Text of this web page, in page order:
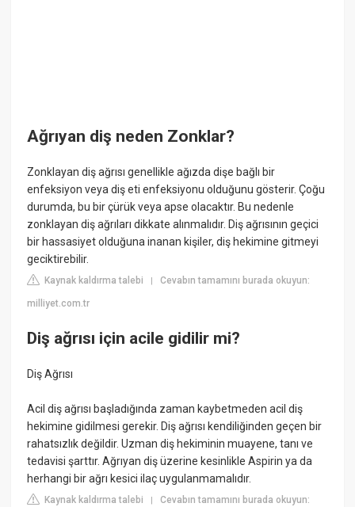
Ağrıyan diş neden Zonklar?
Zonklayan diş ağrısı genellikle ağızda dişe bağlı bir
enfeksiyon veya diş eti enfeksiyonu olduğunu gösterir. Çoğu
durumda, bu bir çürük veya apse olacaktır. Bu nedenle
zonklayan diş ağrıları dikkate alınmalıdır. Diş ağrısının geçici
bir hassasiyet olduğuna inanan kişiler, diş hekimine gitmeyi
geciktirebilir.
Kaynak kaldırma talebi |Cevabın tamamını burada okuyun:
milliyet.com.tr
Diş ağrısı için acile gidilir mi?
Diş Ağrısı
Acil diş ağrısı başladığında zaman kaybetmeden acil diş
hekimine gidilmesi gerekir. Diş ağrısı kendiliğinden geçen bir
rahatsızlık değildir. Uzman diş hekiminin muayene, tanı ve
tedavisi şarttır. Ağrıyan diş üzerine kesinlikle Aspirin ya da
herhangi bir ağrı kesici ilaç uygulanmamalıdır.
Kaynak kaldırma talebi |Cevabın tamamını burada okuyun: